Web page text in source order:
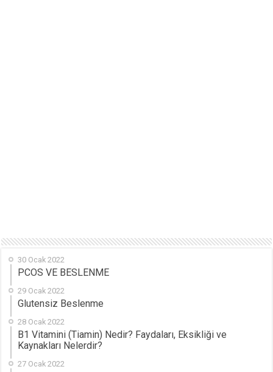
30 Ocak 2022
PCOS VE BESLENME
29 Ocak 2022
Glutensiz Beslenme
28 Ocak 2022
B1 Vitamini (Tiamin) Nedir? Faydaları, Eksikliği ve
Kaynakları Nelerdir?
27 Ocak 2022